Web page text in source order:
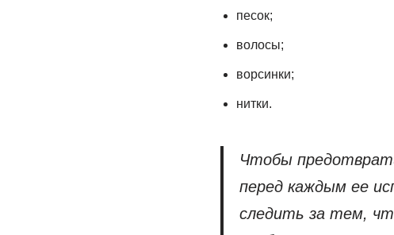
песок;
волосы;
ворсинки;
нитки.
Чтобы
перед каждым ее
следить за тем,